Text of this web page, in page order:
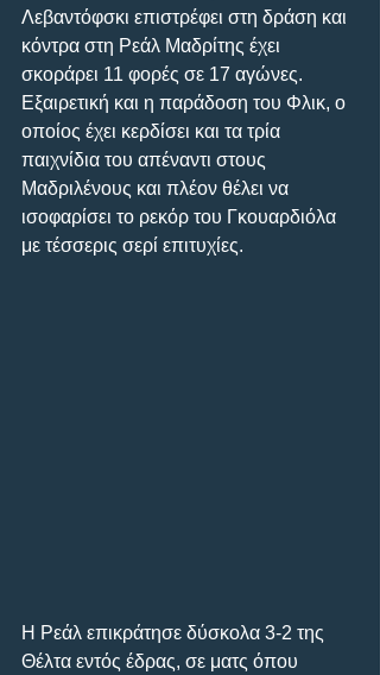
Λεβαντόφσκι επιστρέφει στη δράση και
κόντρα στη Ρεάλ Μαδρίτης έχει
σκοράρει 11 φορές σε 17 αγώνες.
Εξαιρετική και η παράδοση του Φλικ, ο
οποίος έχει κερδίσει και τα τρία
παιχνίδια του απέναντι στους
Μαδριλένους και πλέον θέλει να
ισοφαρίσει το ρεκόρ του Γκουαρδιόλα
με τέσσερις σερί επιτυχίες.
Η Ρεάλ επικράτησε δύσκολα 3-2 της
Θέλτα εντός έδρας, σε ματς όπου